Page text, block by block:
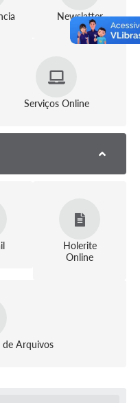
Newslatter
Serviços Online
Holerite
Online
de Arquivos